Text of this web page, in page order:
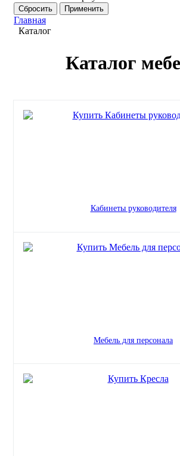
Главная
Каталог
Каталог
Кабинеты руководителя
Мебель для персонала